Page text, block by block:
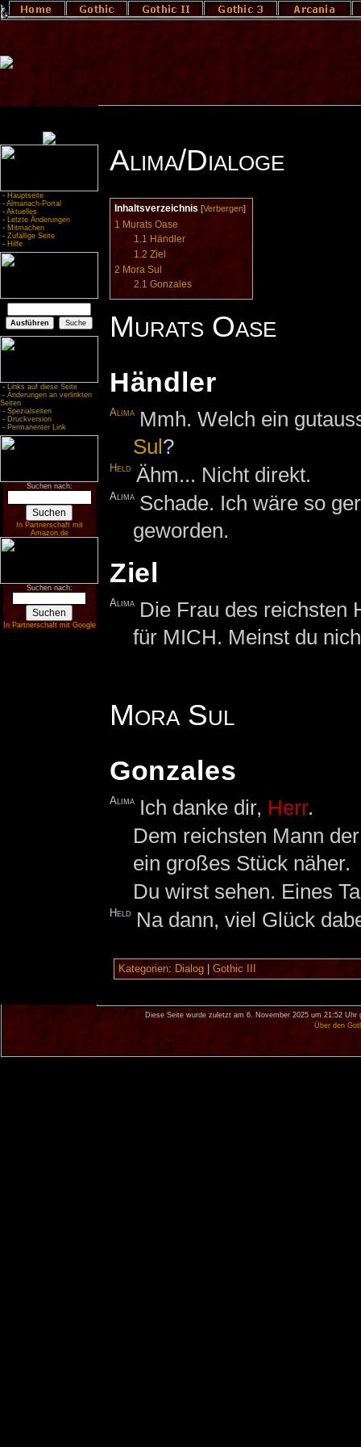
- Hauptseite
- Almanach-Portal
- Aktuelles
- Letzte Änderungen
- Mitmachen
- Zufällige Seite
- Hilfe
- Links auf diese Seite
- Änderungen an verlinkten
Seiten
- Spezialseiten
- Druckversion
- Permanenter Link
Suchen nach:
In Partnerschaft mit
Amazon.de
Suchen nach:
In Partnerschaft mit Google
Alima/Dialoge
Inhaltsverzeichnis [Verbergen]
1 Murats Oase
1.1 Händler
1.2 Ziel
2 Mora Sul
2.1 Gonzales
Murats Oase
Händler
Alima Mmh. Welch ein
Sul?
Held Ähm... Nicht direkt.
Alima Schade. Ich wäre so
geworden.
Ziel
Alima Die Frau des reichsten
für MICH. Meinst du
Mora Sul
Gonzales
Alima Ich danke dir, Herr.
Dem reichsten Mann
ein großes Stück näher.
Du wirst sehen. Eines
Held Na dann, viel Glück
Kategorien: Dialog| Gothic III
Diese Seite wurde zuletzt am 6. November 2025 um 21:52 Uhr
Über den